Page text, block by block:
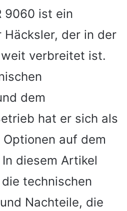
9060 ist ein
der in der
verbreitet ist.
dem
hat er sich als
auf dem
diesem Artikel
technischen
Nachteile, die